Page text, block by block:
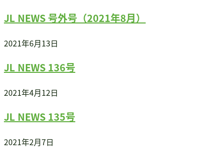
JL NEWS 号外号（2021年8月）
2021年6月13日
JL NEWS 136号
2021年4月12日
JL NEWS 135号
2021年2月7日